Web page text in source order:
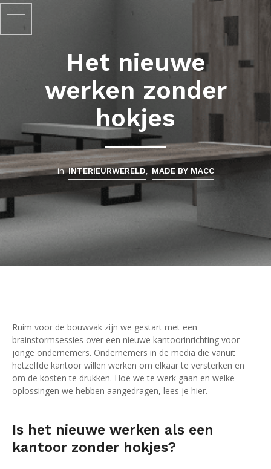
Het nieuwe
werken zonder
hokjes
in INTERIEURWERELD, MADE BY MACC
Ruim voor de bouwvak zijn we gestart met een
brainstormsessies over een nieuwe kantoorinrichting voor
jonge ondernemers. Ondernemers in de media die vanuit
hetzelfde kantoor willen werken om elkaar te versterken en
om de kosten te drukken. Hoe we te werk gaan en welke
oplossingen we hebben aangedragen, lees je hier.
Is het nieuwe werken als een
kantoor zonder hokjes?